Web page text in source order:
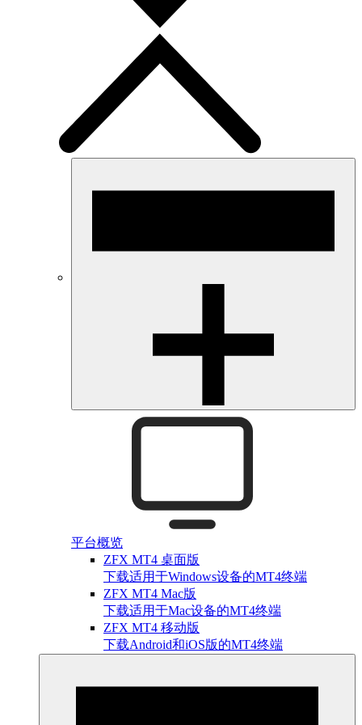
平台概览
ZFX MT4 桌面版
下载适用于Windows设备的MT4终端
ZFX MT4 Mac版
下载适用于Mac设备的MT4终端
ZFX MT4 移动版
下载Android和iOS版的MT4终端